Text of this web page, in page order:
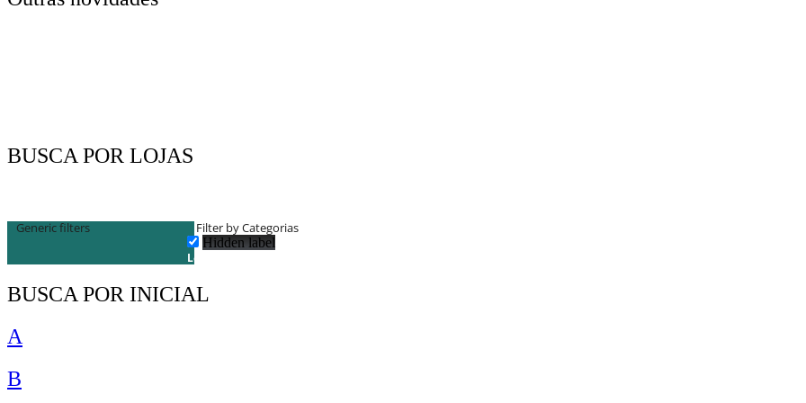
BUSCA POR LOJAS
Generic filters Filter by Categorias
Hidden label
Lojas
BUSCA POR INICIAL
A
B